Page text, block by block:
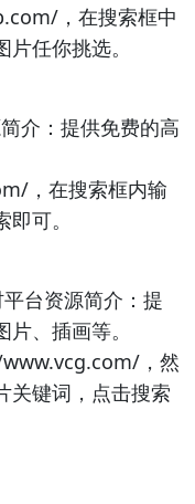
，在搜索框中
任你挑选。
介：提供免费的高
，在搜索框内输
可。
台资源简介：提
、插画等。
，然
关键词，点击搜索